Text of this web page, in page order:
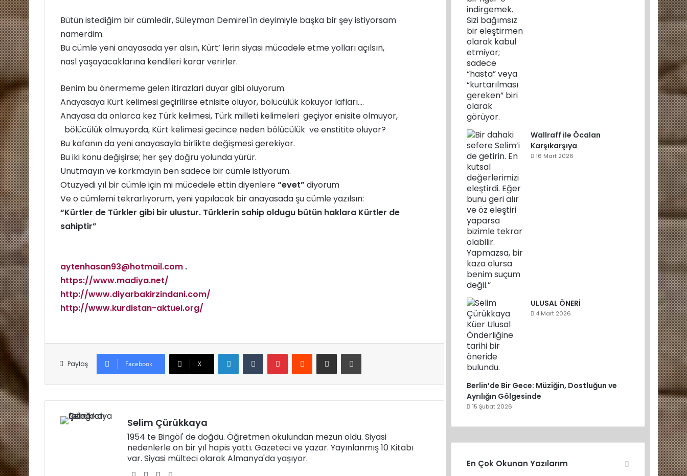
Bütün istediğim bir cümledir, Süleyman Demirel`in deyimiyle başka bir şey istiyorsam
namerdim.
Bu cümle yeni anayasada yer alsın, Kürt’ lerin siyasi mücadele etme yolları açılsın,
nasl yaşayacaklarına kendileri karar verirler.
Benim bu önermeme gelen itirazlari duyar gibi oluyorum.
Anayasaya Kürt kelimesi geçirilirse etnisite oluyor, bölücülük kokuyor lafları….
Anayasa da onlarca kez Türk kelimesi, Türk milleti kelimeleri geçiyor enisite olmuyor,
bölücülük olmuyorda, Kürt kelimesi gecince neden bölücülük ve enstitite oluyor?
Bu kafanın da yeni anayasayla birlikte değişmesi gerekiyor.
Bu iki konu değişirse; her şey doğru yolunda yürür.
Unutmayın ve korkmayın ben sadece bir cümle istiyorum.
Otuzyedi yıl bir cümle için mi mücedele ettin diyenlere“evet” diyorum
Ve o cümlemi tekrarlıyorum, yeni yapılacak bir anayasada şu cümle yazılsın:
“Kürtler de Türkler gibi bir ulustur. Türklerin sahip oldugu bütün haklara Kürtler de
sahiptir”
aytenhasan93@hotmail.com .
https://www.madiya.net/
http://www.diyarbakirzindani.com/
http://www.kurdistan-aktuel.org/
Paylaş Facebook X
LinkedIn
Selim Çürükkaya
1954 te Bingöl' de doğdu. Öğretmen okulundan mezun oldu. Siyasi
nedenlerle on bir yıl hapis yattı. Gazeteci ve yazar. Yayınlanmış 10 Kitabı
var. Siyasi mülteci olarak Almanya'da yaşıyor.
Wallraff ile Öcalan
Karşıkarşıya
16 Mart 2026
ULUSAL ÖNERİ
4 Mart 2026
Berlin’de Bir Gece: Müziğin, Dostluğun ve
Ayrılığın Gölgesinde
15 Şubat 2026
En Çok Okunan Yazılarım